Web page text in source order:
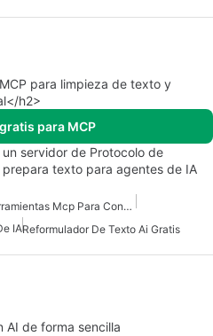
para limpieza de texto y
h2>
para MCP
servidor de Protocolo de
texto para agentes de IA
Mejores Herramientas Mcp Para Construir Agentes De Ia
IAReformulador De Texto Ai Gratis
AI de forma sencilla